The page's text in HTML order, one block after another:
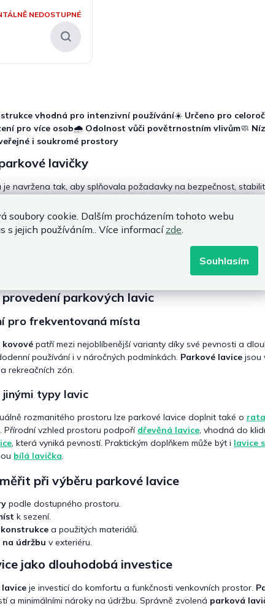
soubory cookie. Dalším procházením tohoto webu
s jejich používáním.. Více informací zde.
Souhlasím
NEDOSTUPNÉ
l
á
d
p
r
k
ý
u
vhodná pro intenzivní používání☀️ Určeno pro
pro více osob🌧️ Odolnost vůči povětrnostním vlivům🧼
i soukromé prostory
lavičky
je navržena tak, aby splňovala požadavky na bezpečnost,
vyšší pevnost a odolnost vůči
lavice snadno začlení do městského prostředí, parků,
nosnostvhodná pro veřejné prostory.
a stabilní sezení
využití
parkových lavic
pro frekventovaná místa
kovové patří mezi nejoblíbenější varianty díky své pevnosti a
používání i v náročných podmínkách. Parkové lavice jsou
rekreačních zón.
jinými typy lavic
rozmanitého prostoru lze parkové lavice doplnit také o
Přírodní vzhled prostoru podpoří dřevěná lavice , vhodná do
, která vyniká pevností. Praktickým doplňkem může být i lavice
bílá lavička
při výběru parkové lavice
podle dostupného prostoru.
k sezení.
a použitých materiálů.
na údržbu v exteriéru.
jako dlouhodobá investice
je investicí do komfortu a funkčnosti venkovních prostor.
a minimálními nároky na údržbu. Správně zvolená parková